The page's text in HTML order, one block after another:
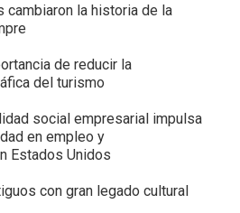
cambiaron la historia de la
de reducir la
del turismo
social empresarial impulsa
en empleo y
Estados Unidos
con gran legado cultural